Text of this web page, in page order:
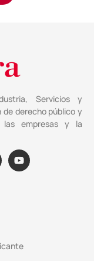
Servicios y
derecho público y
las empresas y la